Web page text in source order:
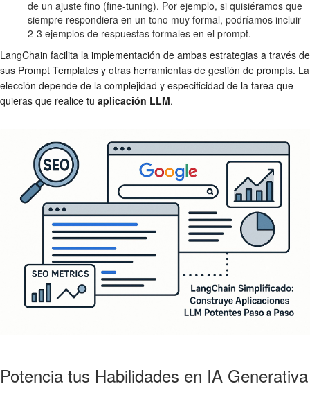
de un ajuste fino (fine-tuning). Por ejemplo, si quisiéramos que
siempre respondiera en un tono muy formal, podríamos incluir
2-3 ejemplos de respuestas formales en el prompt.
LangChain facilita la implementación de ambas estrategias a través de
sus Prompt Templates y otras herramientas de gestión de prompts. La
elección depende de la complejidad y especificidad de la tarea que
quieras que realice tu aplicación LLM.
Potencia tus Habilidades en IA Generativa